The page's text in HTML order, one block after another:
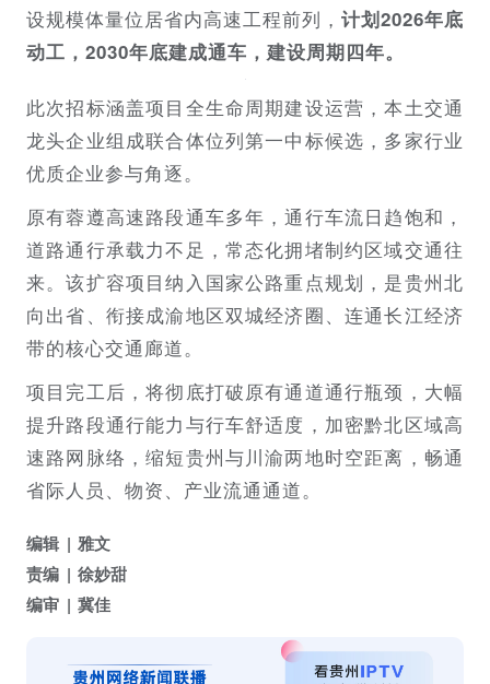
设规模体量位居省内高速工程前列， 计划2026年底
动工，2030年底建成通车，建设周期四年。
此次招标涵盖项目全生命周期建设运营，本土交通
龙头企业组成联合体位列第一中标候选，多家行业
优质企业参与角逐。
原有蓉遵高速路段通车多年，通行车流日趋饱和，
道路通行承载力不足，常态化拥堵制约区域交通往
来。该扩容项目纳入国家公路重点规划，是贵州北
向出省、衔接成渝地区双城经济圈、连通长江经济
带的核心交通廊道。
项目完工后，将彻底打破原有通道通行瓶颈，大幅
提升路段通行能力与行车舒适度，加密黔北区域高
速路网脉络，缩短贵州与川渝两地时空距离，畅通
省际人员、物资、产业流通通道。
编辑
雅文
责编
徐妙甜
编审
冀佳